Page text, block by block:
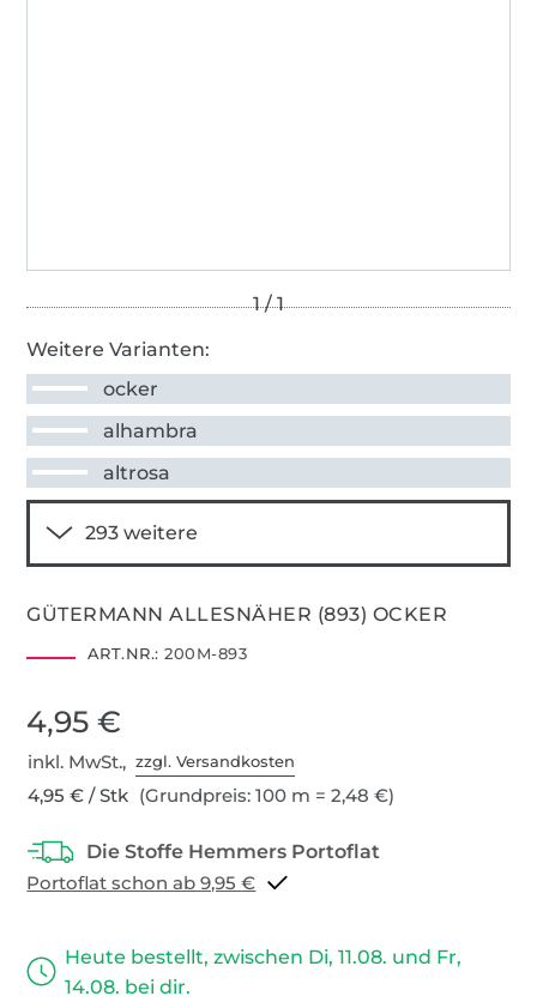
Weitere Varianten:
ocker
alhambra
altrosa
GÜTERMANN ALLESNÄHER (893) OCKER
ART.NR.: 200M-893
4,95 €
inkl. MwSt.,zzgl. Versandkosten
4,95 € / Stk (Grundpreis: 100 m = 2,48 €)
Portoflat schon ab 9,95 €
Heute bestellt, zwischen Di, 11.08. und Fr,
14.08. bei dir.